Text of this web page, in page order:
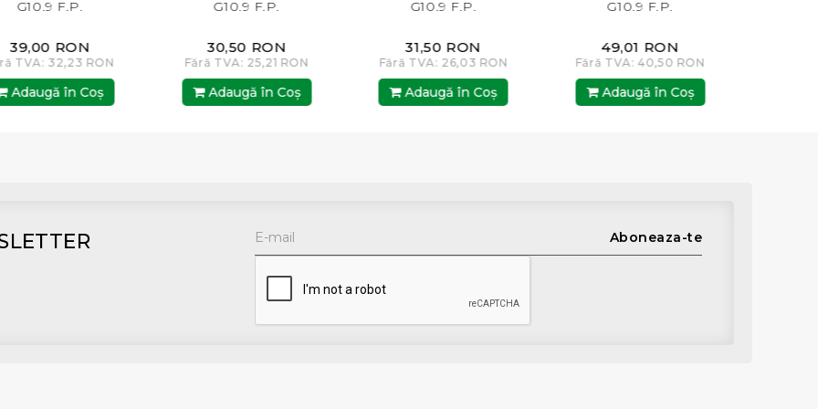
G10.9 F.P.
RON
32,23 RON
în Coş
G10.9 F.P.
30,50 RON
Fără TVA: 25,21 RON
Adaugă în Coş
G10.9 F.P.
31,50 RON
Fără TVA: 26,03 RON
Adaugă în Coş
G10.9 F.P.
49,01 RON
Fără TVA: 40,50 RON
Adaugă în Coş
Aboneaza-te